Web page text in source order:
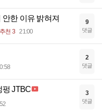
한 이유 밝혀져
추천 3 21:00
9
댓글
2
댓글
펑 JTBC 3
댓글